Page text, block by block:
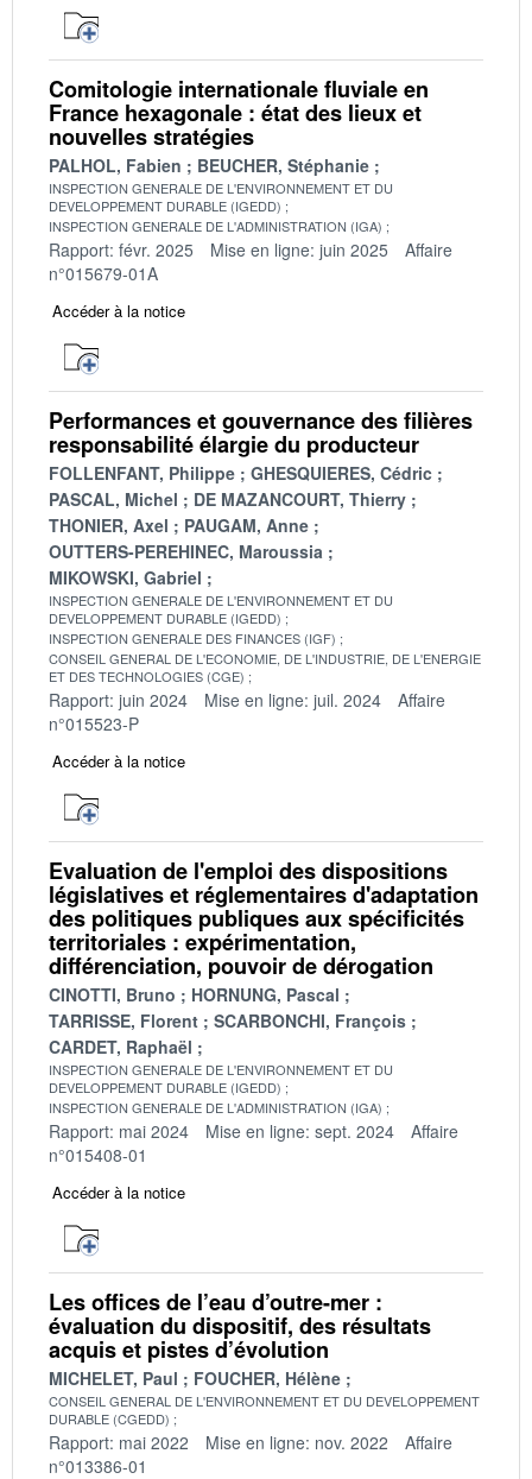
Comitologie internationale fluviale en
France hexagonale : état des lieux et
nouvelles stratégies
PALHOL, Fabien BEUCHER, Stéphanie
INSPECTION GENERALE DE L'ENVIRONNEMENT ET DU
DEVELOPPEMENT DURABLE (IGEDD)
INSPECTION GENERALE DE L'ADMINISTRATION (IGA)
Rapport: févr. 2025 Mise en ligne: juin 2025
Affaire
n°015679-01A
Accéder à la notice
Performances et gouvernance des filières
responsabilité élargie du producteur
FOLLENFANT, Philippe
GHESQUIERES, Cédric
PASCAL, Michel
DE MAZANCOURT, Thierry
THONIER, Axel
PAUGAM, Anne
OUTTERS-PEREHINEC, Maroussia
MIKOWSKI, Gabriel
INSPECTION GENERALE DE L'ENVIRONNEMENT ET DU
DEVELOPPEMENT DURABLE (IGEDD)
INSPECTION GENERALE DES FINANCES (IGF)
CONSEIL GENERAL DE L'ECONOMIE, DE L'INDUSTRIE, DE L'ENERGIE
ET DES TECHNOLOGIES (CGE)
Rapport: juin 2024 Mise en ligne: juil. 2024
Affaire
n°015523-P
Accéder à la notice
Evaluation de l'emploi des dispositions
législatives et réglementaires d'adaptation
des politiques publiques aux spécificités
territoriales : expérimentation,
différenciation, pouvoir de dérogation
CINOTTI, Bruno
HORNUNG, Pascal
TARRISSE, Florent
SCARBONCHI, François
CARDET, Raphaël
INSPECTION GENERALE DE L'ENVIRONNEMENT ET DU
DEVELOPPEMENT DURABLE (IGEDD)
INSPECTION GENERALE DE L'ADMINISTRATION (IGA)
Rapport: mai 2024 Mise en ligne: sept. 2024
Affaire
n°015408-01
Accéder à la notice
Les offices de l’eau d’outre-mer :
évaluation du dispositif, des résultats
acquis et pistes d’évolution
MICHELET, Paul FOUCHER, Hélène
CONSEIL GENERAL DE L'ENVIRONNEMENT ET DU DEVELOPPEMENT
DURABLE (CGEDD)
Rapport: mai 2022 Mise en ligne: nov. 2022
Affaire
n°013386-01